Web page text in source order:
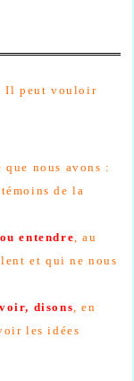
Il peut vouloir
que nous avons :
de la
entendre, au
et qui ne nous
disons, en
les idées